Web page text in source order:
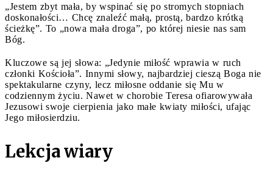
„Jestem zbyt mała, by wspinać się po stromych stopniach
doskonałości… Chcę znaleźć małą, prostą, bardzo krótką
ścieżkę”. To „nowa mała droga”, po której niesie nas sam
Bóg.
Kluczowe są jej słowa: „Jedynie miłość wprawia w ruch
członki Kościoła”. Innymi słowy, najbardziej cieszą Boga nie
spektakularne czyny, lecz miłosne oddanie się Mu w
codziennym życiu. Nawet w chorobie Teresa ofiarowywała
Jezusowi swoje cierpienia jako małe kwiaty miłości, ufając
Jego miłosierdziu.
Lekcja wiary